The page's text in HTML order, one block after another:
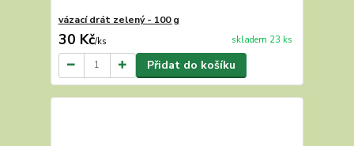
vázací drát zelený - 100 g
30 Kč/ks skladem 23 ks
Přidat do košíku